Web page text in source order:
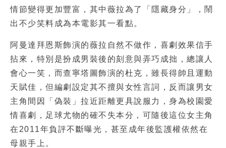
情節變得更加豐富，其中薇拉為了「隱藏身分」，鬧
出不少笑料成為本電影其一看點。
阿曼達拜恩斯飾演的薇拉自然不做作，喜劇效果信手
拈來，特別是扮成男裝後的刻意與弄巧成拙，總讓人
會心一笑，而查寧塔圖飾演的杜克，雖長得帥且運動
天賦佳，但編劇設定其不擅與女性言詞，反而讓男女
主角間因「偽裝」拉近距離更具說服力，身為校園愛
情喜劇，足球尤物的確不失本分，可隨後這位女主角
在2011年負評不斷曝光，甚至成年後監護權依然在
母親手上。